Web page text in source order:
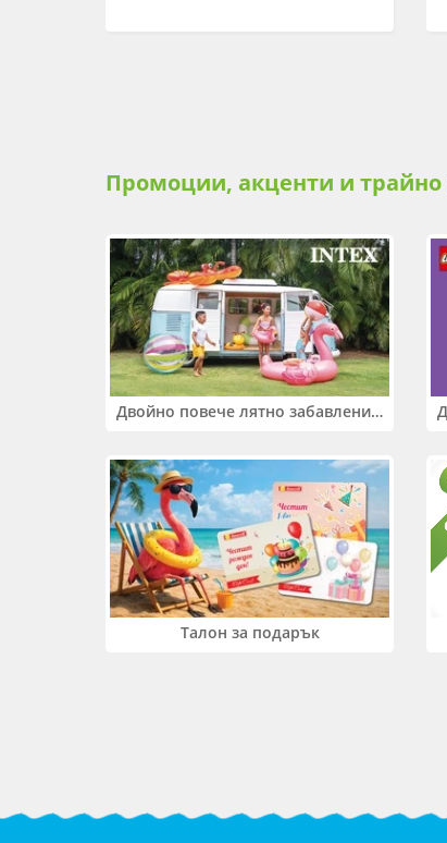
Промоции, акценти и
Двойно повече лятно забавление! Купи 2 продукта INTEX и вземи -33%
Талон за подарък